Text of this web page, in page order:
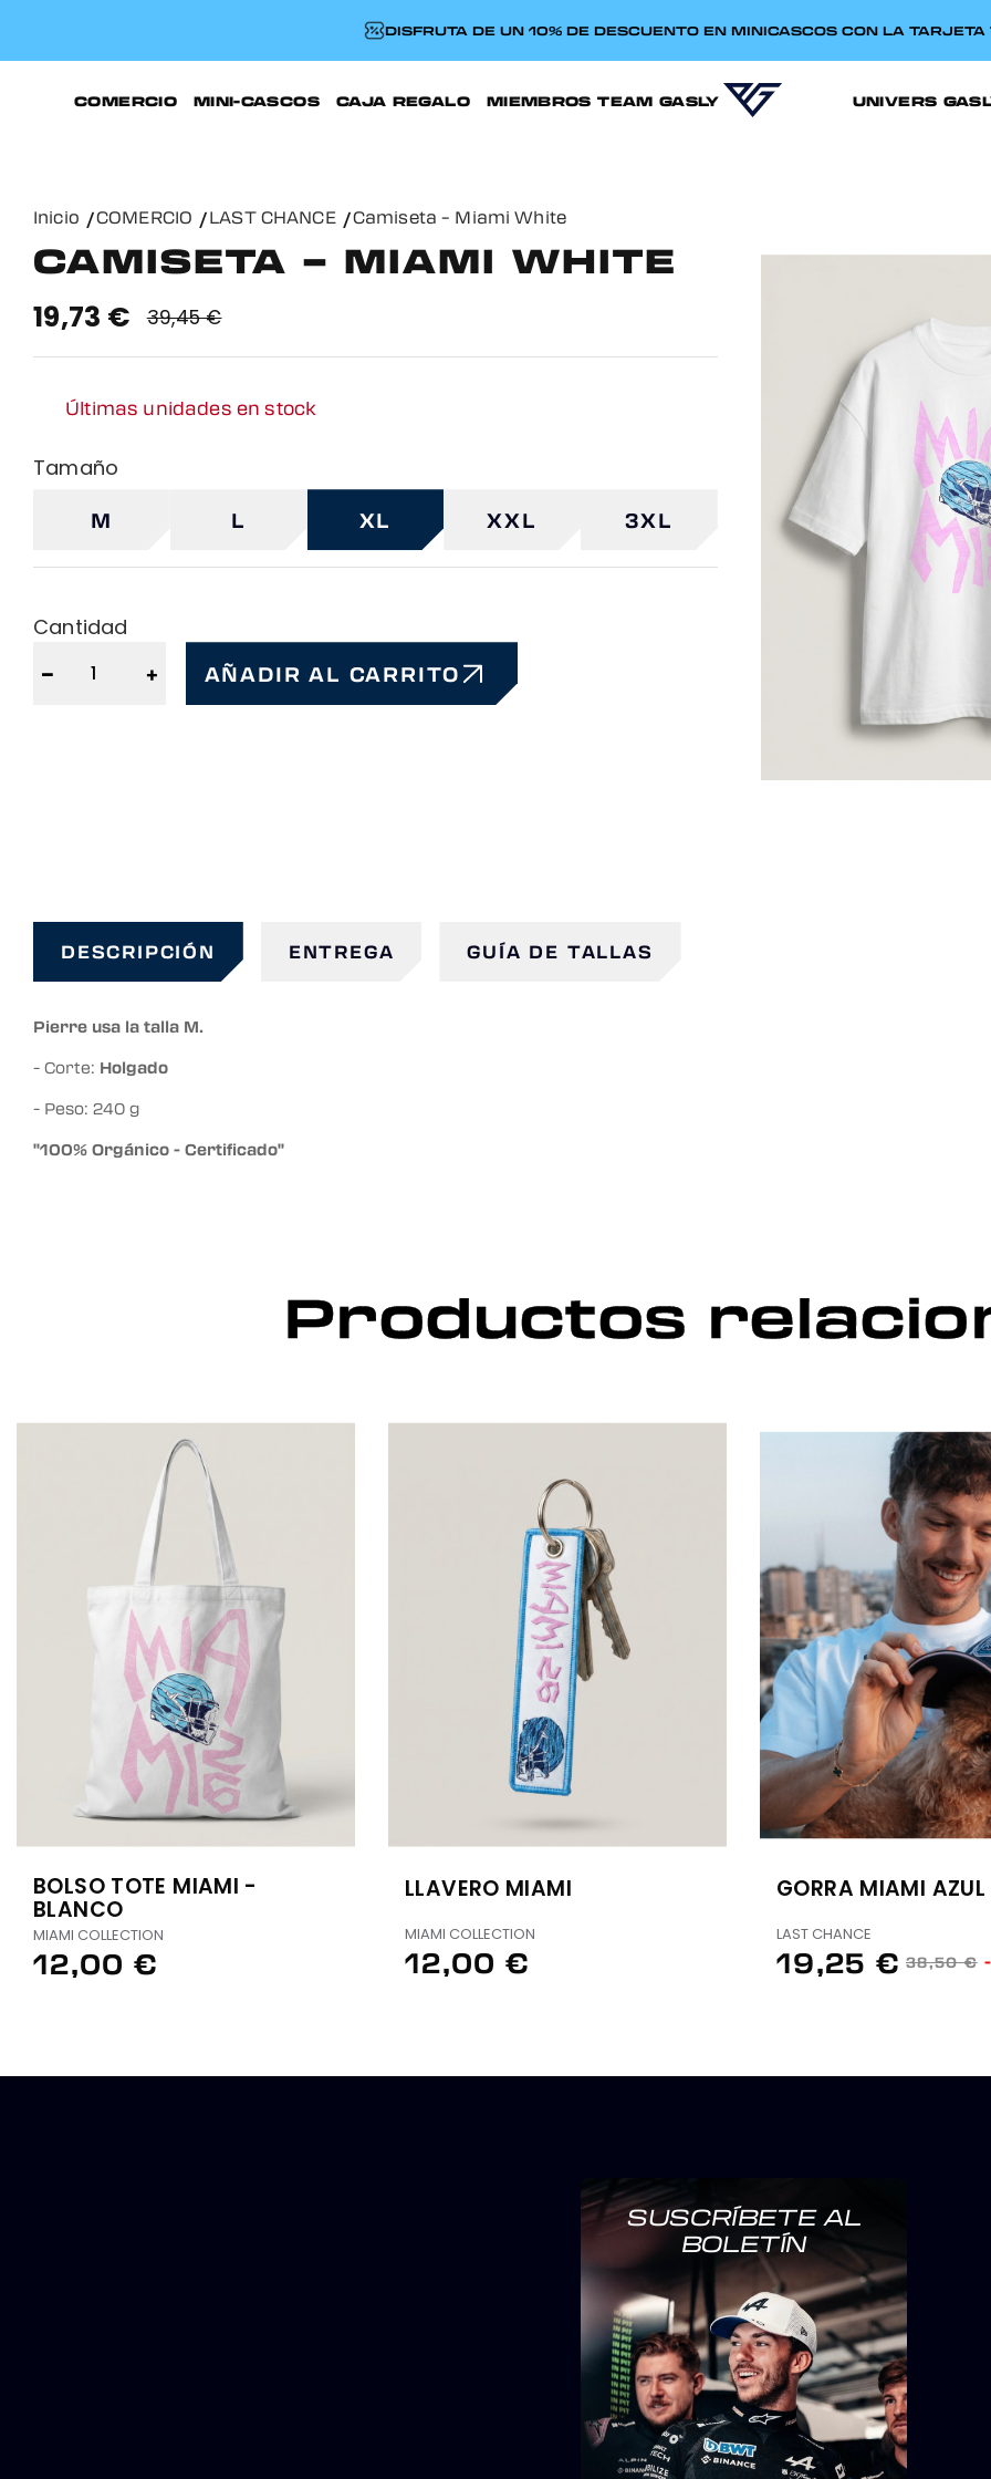
DISFRUTA DE UN 10% DE DESCUENTO EN MINICASCOS CON LA
COMERCIO MINI-CASCOS CAJA REGALO MIEMBROS TEAM GASLY UNIVERS
Inicio COMERCIO LAST CHANCE Camiseta – Miami White
CAMISETA – MIAMI WHITE
39,45 €
19,73 €
Últimas unidades en stock
Tamaño
M L XL XXL 3XL
Cantidad
− + AÑADIR AL CARRITO
DESCRIPCIÓN ENTREGA GUÍA DE TALLAS
Pierre usa la talla M.
- Corte: Holgado
- Peso: 240 g
"100% Orgánico - Certificado"
Productos
BOLSO TOTE MIAMI -
BLANCO
MIAMI COLLECTION
12,00 €
LLAVERO MIAMI
MIAMI COLLECTION
12,00 €
GORRA MIAMI AZUL
LAST CHANCE
19,25 € 38,50 €
SUSCRÍBETE AL
BOLETÍN